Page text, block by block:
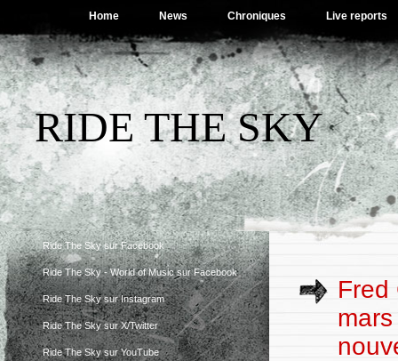
Home News Chroniques Live reports
RIDE THE SKY
Ride The Sky sur Facebook
Ride The Sky - World of Music sur Facebook
Ride The Sky sur Instagram
Ride The Sky sur X/Twitter
Ride The Sky sur YouTube
Fred